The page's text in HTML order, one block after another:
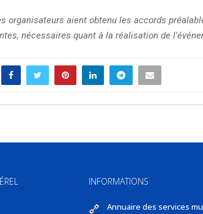
organisateurs aient obtenu les accords
nécessaires quant à la réalisation de
INFORMATIONS
Annuaire des services